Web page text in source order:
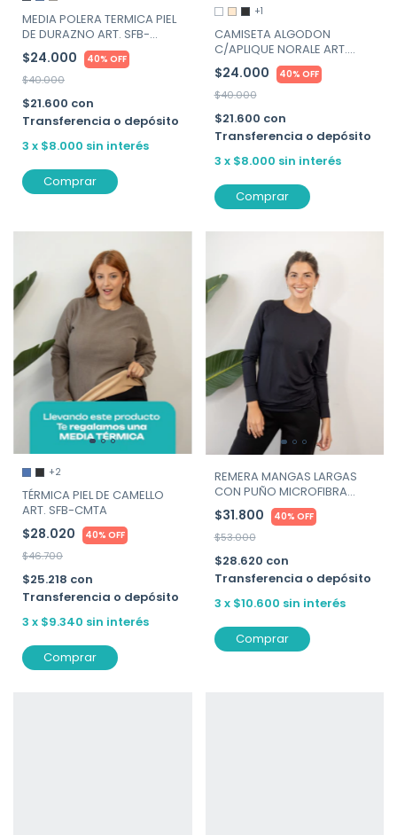
MEDIA POLERA TERMICA PIEL
DE DURAZNO ART. SFB-
POLERA
$24.000 40% OFF
$40.000
$21.600 con
Transferencia o depósito
3 x $8.000 sin interés
Comprar
+1
CAMISETA ALGODON
C/APLIQUE NORALE ART.
3460
$24.000 40% OFF
$40.000
$21.600 con
Transferencia o depósito
3 x $8.000 sin interés
Comprar
+2
TÉRMICA PIEL DE CAMELLO
ART. SFB-CMTA
$28.020 40% OFF
$46.700
$25.218 con
Transferencia o depósito
3 x $9.340 sin interés
Comprar
REMERA MANGAS LARGAS
CON PUÑO MICROFIBRA
CUADRICULADA SWEET LADY
-ART. 20222-020
$31.800 40% OFF
$53.000
$28.620 con
Transferencia o depósito
3 x $10.600 sin interés
Comprar